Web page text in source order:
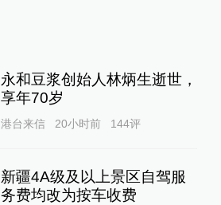
永和豆浆创始人林炳生逝世，
享年70岁
港台来信 20小时前 144评
新疆4A级及以上景区自驾服
务费均改为按车收费